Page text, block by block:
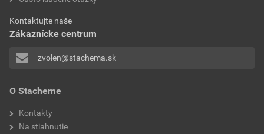
bez DPH za ks
O Stacheme
Kontakty
Na stiahnutie
Kontaktujte naše
Zákaznícke centrum
zvolen@stachema.sk